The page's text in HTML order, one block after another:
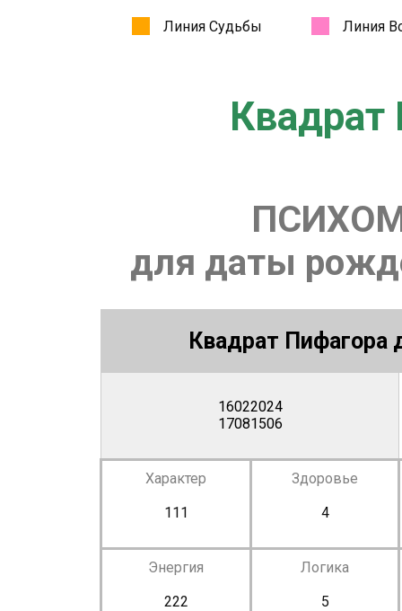
Квадрат
для даты
Квадрат Пифагора
16022024
17081506
Характер
111
Здоровье
4
Энергия
222
Логика
5